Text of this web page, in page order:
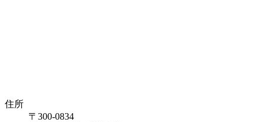
住所
〒300-0834